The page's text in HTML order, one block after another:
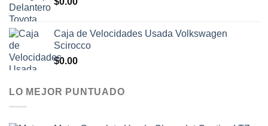
Caja de Velocidades Usada Volkswagen
Scirocco
$0.00
LO MEJOR PUNTUADO